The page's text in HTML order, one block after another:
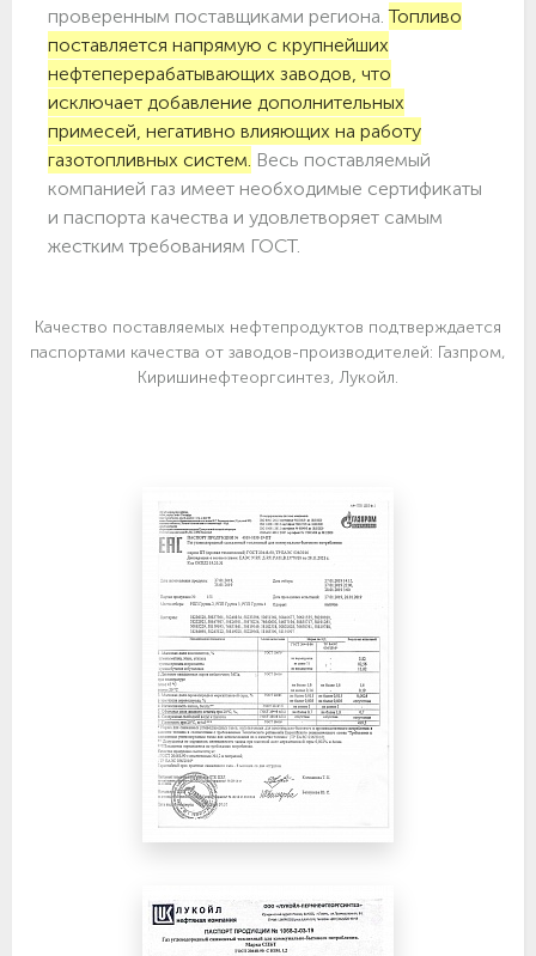
проверенным поставщиками региона.Топливо
поставляется напрямую с крупнейших
нефтеперерабатывающих заводов, что
исключает добавление дополнительных
примесей, негативно влияющих на работу
газотопливных систем. Весь поставляемый
компанией газ имеет необходимые сертификаты
и паспорта качества и удовлетворяет самым
жестким требованиям ГОСТ.
Качество поставляемых нефтепродуктов подтверждается
паспортами качества от заводов-производителей: Газпром,
Киришинефтеоргсинтез, Лукойл.